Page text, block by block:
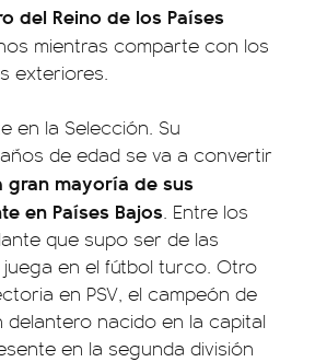
del Reino de los Países
mientras comparte con los
exteriores.
en la Selección. Su
de edad se va a convertir
gran mayoría de sus
en Países Bajos. Entre los
que supo ser de las
en el fútbol turco. Otro
en PSV, el campeón de
delantero nacido en la capital
en la segunda división